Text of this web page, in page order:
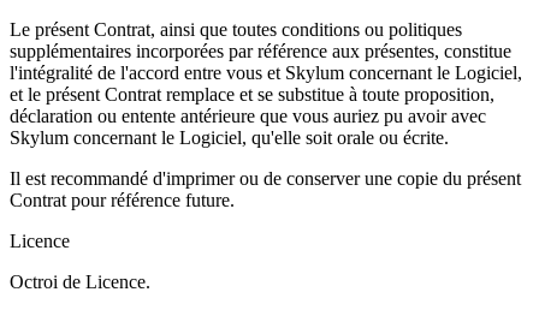
Le présent Contrat, ainsi que toutes conditions ou politiques
supplémentaires incorporées par référence aux présentes, constitue
l'intégralité de l'accord entre vous et Skylum concernant le Logiciel,
et le présent Contrat remplace et se substitue à toute proposition,
déclaration ou entente antérieure que vous auriez pu avoir avec
Skylum concernant le Logiciel, qu'elle soit orale ou écrite.
Il est recommandé d'imprimer ou de conserver une copie du présent
Contrat pour référence future.
Licence
Octroi de Licence.